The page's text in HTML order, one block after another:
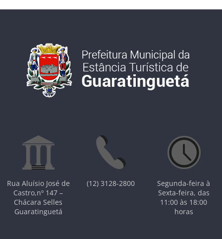
Rua Aluísio José de
Castro,nº 147 –
Chácara Selles
Guaratinguetá
(12) 3128-2800
Segunda-feira à
Sexta-feira, das
11:00 às 18:00
horas